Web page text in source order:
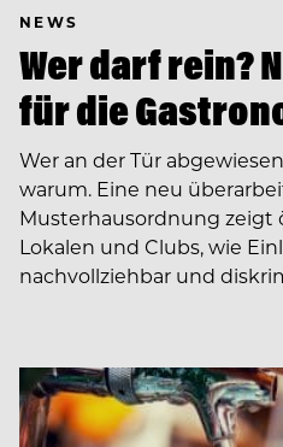
NEWS
Wer darf rein?
für die
Wer an der Tür
warum. Eine neu
Musterhausordnung zeigt
Lokalen und Clubs, wie
nachvollziehbar und